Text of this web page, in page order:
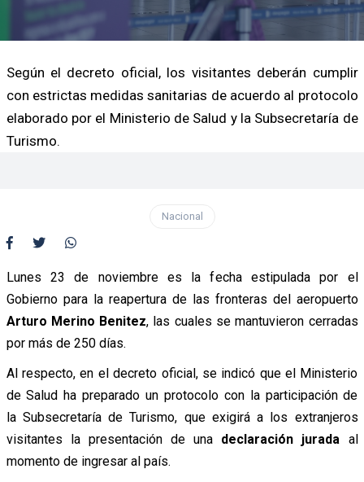
Según el decreto oficial, los visitantes deberán cumplir
con estrictas medidas sanitarias de acuerdo al protocolo
elaborado por el Ministerio de Salud y la Subsecretaría de
Turismo.
Nacional
Lunes 23 de noviembre es la fecha estipulada por el
Gobierno para la reapertura de las fronteras del aeropuerto
Arturo Merino Benitez, las cuales se mantuvieron cerradas
por más de 250 días.
Al respecto, en el decreto oficial, se indicó que el Ministerio
de Salud ha preparado un protocolo con la participación de
la Subsecretaría de Turismo, que exigirá a los extranjeros
visitantes la presentación de una declaración jurada al
momento de ingresar al país.